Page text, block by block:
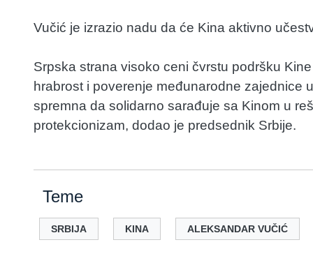
Vučić je izrazio nadu da će Kina aktivno
Srpska strana visoko ceni čvrstu podršku
hrabrost i poverenje međunarodne zajednice
spremna da solidarno sarađuje sa Kinom u
protekcionizam, dodao je predsednik Srbije.
Teme
SRBIJA KINA ALEKSANDAR VUČIĆ